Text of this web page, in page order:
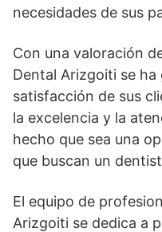
necesidades de sus
Con una valoración
Dental Arizgoiti se
satisfacción de sus
la excelencia y la
hecho que sea una
que buscan un
El equipo de
Arizgoiti se dedica a